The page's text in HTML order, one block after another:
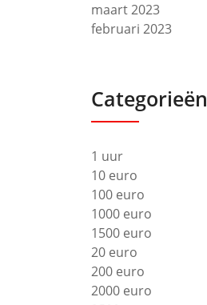
maart 2023
februari 2023
Categorieën
1 uur
10 euro
100 euro
1000 euro
1500 euro
20 euro
200 euro
2000 euro